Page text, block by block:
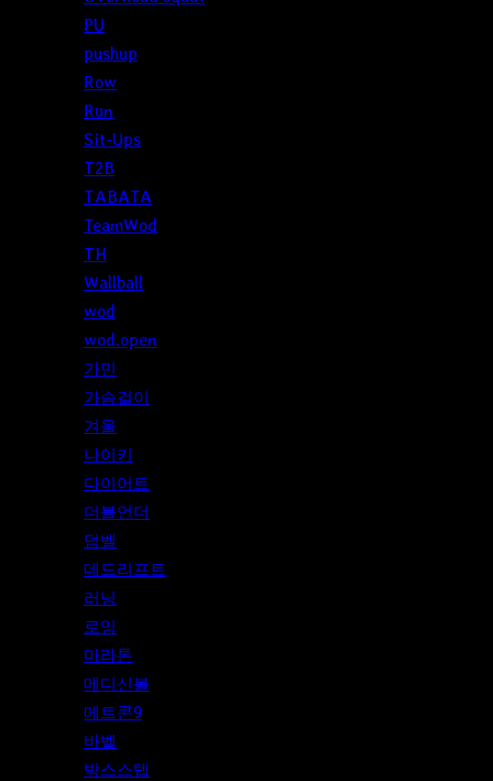
PU
pushup
Row
Run
Sit-Ups
T2B
TABATA
TeamWod
TH
Wallball
wod
wod.open
가민
가슴걸이
겨울
나이키
다이어트
더블언더
덤벨
데드리프트
러닝
로잉
마라톤
메디신볼
메트콘9
바벨
박스스텝